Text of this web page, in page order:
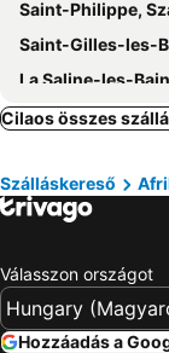
Saint-Philippe,
Saint-Gilles-les-
La Saline-les-
La Possession,
Cilaos összes
Szálláskereső
Válasszon országot
Hozzáadás a